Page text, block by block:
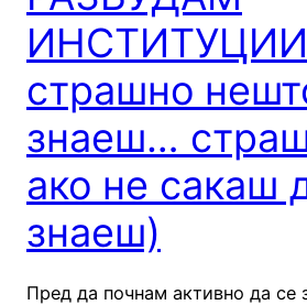
страшно
знаеш…
ако не сакаш
знаеш)
Пред да почнам активно да се